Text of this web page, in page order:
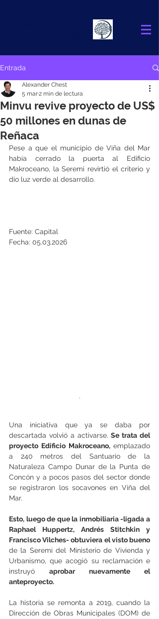
Entrada
Minvu revive proyecto de US$
50 millones en dunas de
Reñaca
Alexander Chest
5 mar2 min de lectura
Pese a que el municipio de Viña del Mar
había cerrado la puerta al Edificio
Makroceano, la Seremi revirtió el criterio y
dio luz verde al desarrollo.
Fuente: Capital
Fecha: 05.03.2026
.
Una iniciativa que ya se daba por
descartada volvió a activarse. Se trata del
proyecto Edificio Makroceano, emplazado
a 240 metros del Santuario de la
Naturaleza Campo Dunar de la Punta de
Concón y a pocos pasos del sector donde
se registraron los socavones en Viña del
Mar.
Esto, luego de que la inmobiliaria -ligada a
Raphael Huppertz, Andrés Stitchkin y
Francisco Vilches- obtuviera el visto bueno
de la Seremi del Ministerio de Vivienda y
Urbanismo, que acogió su reclamación e
instruyó aprobar nuevamente el
anteproyecto.
La historia se remonta a 2019, cuando la
Dirección de Obras Municipales (DOM) de